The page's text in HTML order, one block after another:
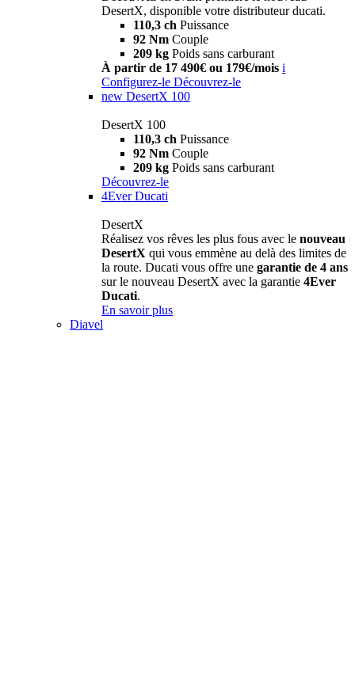
DesertX, disponible votre distributeur ducati.
110,3 ch Puissance
92 Nm Couple
209 kg Poids sans carburant
À partir de 17 490€ ou 179€/mois i
Configurez-le Découvrez-le
new DesertX 100
DesertX 100
110,3 ch Puissance
92 Nm Couple
209 kg Poids sans carburant
Découvrez-le
4Ever Ducati
DesertX
Réalisez vos rêves les plus fous avec le nouveau
DesertX qui vous emmène au delà des limites de
la route. Ducati vous offre une garantie de 4 ans
sur le nouveau DesertX avec la garantie 4Ever
Ducati.
En savoir plus
Diavel